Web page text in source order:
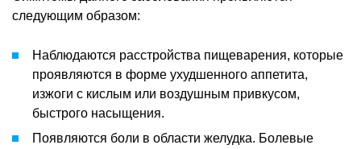
следующим образом:
Наблюдаются расстройства пищеварения, которые
проявляются в форме ухудшенного аппетита,
изжоги с кислым или воздушным привкусом,
быстрого насыщения.
Появляются боли в области желудка. Болевые